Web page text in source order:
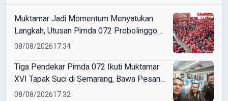
Muktamar Jadi Momentum Menyatukan
Langkah, Utusan Pimda 072 Probolinggo
Bawa Harapan untuk Tapak Suci
08/08/202617:34
Tiga Pendekar Pimda 072 Ikuti Muktamar
XVI Tapak Suci di Semarang, Bawa Pesan
Penguatan Kaderisasi
08/08/202617:32